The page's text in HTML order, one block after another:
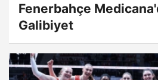
Fenerbahçe
Galibiyet